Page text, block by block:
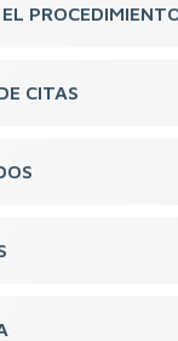
CITAS